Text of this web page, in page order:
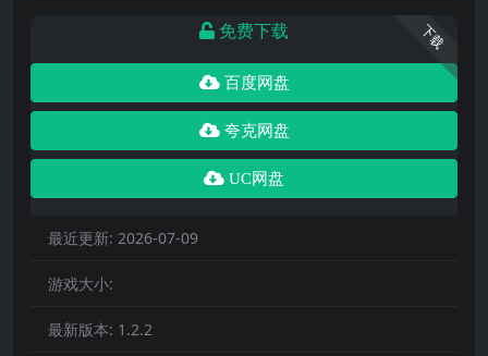
下载
免费下载
百度网盘
夸克网盘
UC网盘
最近更新: 2026-07-09
游戏大小:
最新版本: 1.2.2